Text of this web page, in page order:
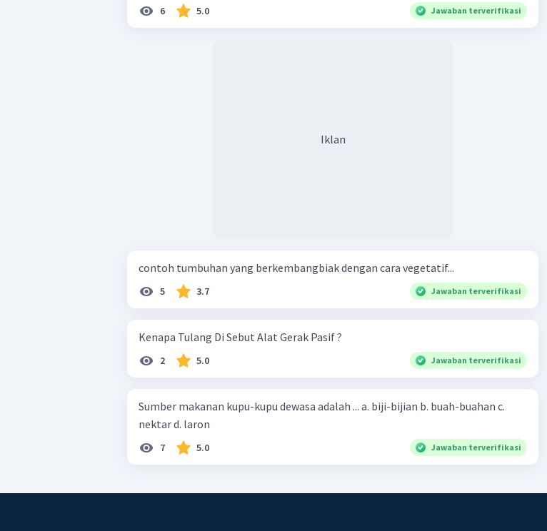
6 5.0 Jawaban terverifikasi
Iklan
contoh tumbuhan yang berkembangbiak dengan cara vegetatif...
5 3.7 Jawaban terverifikasi
Kenapa Tulang Di Sebut Alat Gerak Pasif ?
2 5.0 Jawaban terverifikasi
Sumber makanan kupu-kupu dewasa adalah ... a. biji-bijian b. buah-buahan c.
nektar d. laron
7 5.0 Jawaban terverifikasi